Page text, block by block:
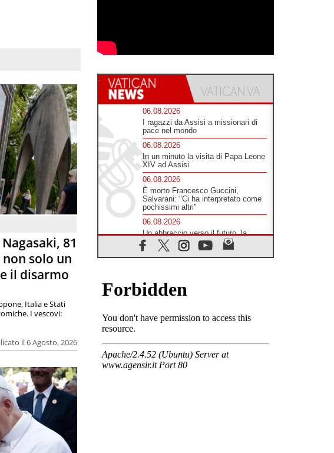
81
solo un
il disarmo
il 6 Agosto, 2026
Italia e Stati
I vescovi:
06.08.2026
I ragazzi da Assisi a missionari di
pace nel mondo
06.08.2026
In un minuto la visita di Papa Leone
XIV ad Assisi
06.08.2026
È morto Francesco Guccini,
Salvarani: "Ci ha interpretato come
pochissimi altri"
06.08.2026
Un abbraccio verso il futuro, la
grande festa del Papa e dei giovani
ad Assisi
ci sentiamo Chiesa"
06.08.2026
Vangelo abbatte i muri che
Fra Marco Vianelli: alla scuola di
san Francesco per imparare il
Vangelo della pace